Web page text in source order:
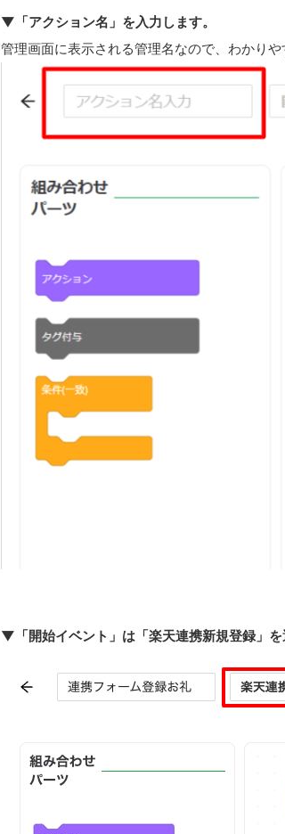
▼「アクション名」を入力します。
管理画面に表示される管理名なので、わかり
▼「開始イベント」は「楽天連携新規登録」を